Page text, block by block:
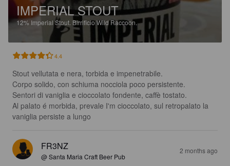
IMPERIAL STOUT
12% Imperial Stout. Birrificio Wild Raccoon.
4.4
Stout vellutata e nera, torbida e impenetrabile.
Corpo solido, con schiuma nocciola poco persistente.
Sentori di vaniglia e cioccolato fondente, caffè tostato.
Al palato é morbida, prevale I'm cioccolato, sul retropalato la
vaniglia persiste a lungo
FR3NZ
@ Santa Maria Craft Beer Pub
2 months ago